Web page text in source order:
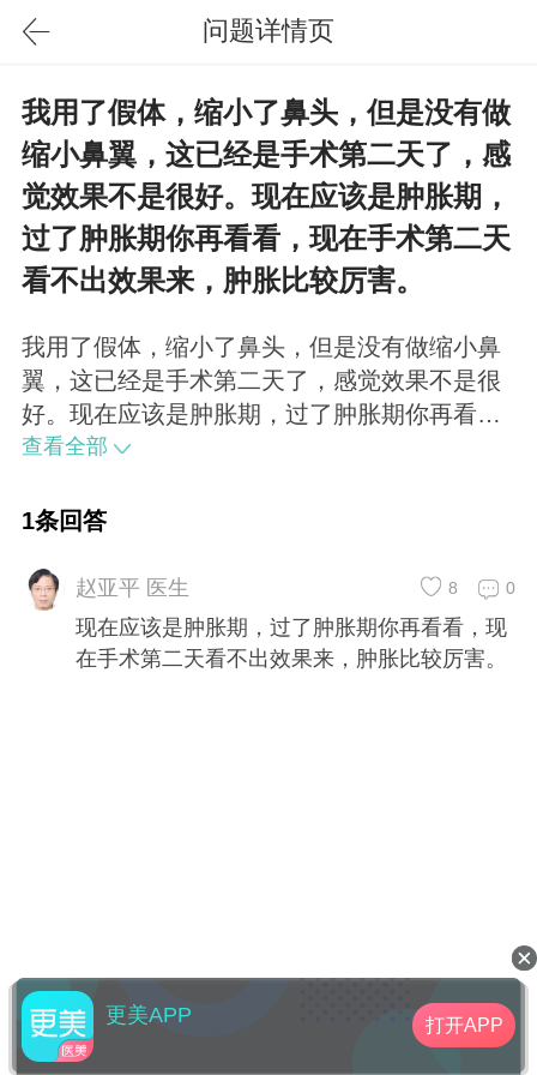
问题详情页
我用了假体，缩小了鼻头，但是没有做
缩小鼻翼，这已经是手术第二天了，感
觉效果不是很好。现在应该是肿胀期，
过了肿胀期你再看看，现在手术第二天
看不出效果来，肿胀比较厉害。
我用了假体，缩小了鼻头，但是没有做缩小鼻
翼，这已经是手术第二天了，感觉效果不是很
好。现在应该是肿胀期，过了肿胀期你再看
看，现在手术第二天看不出效果来，肿胀比较
查看全部
1条回答
赵亚平 医生 0
8
现在应该是肿胀期，过了肿胀期你再看看，现
在手术第二天看不出效果来，肿胀比较厉害。
更美APP 打开APP